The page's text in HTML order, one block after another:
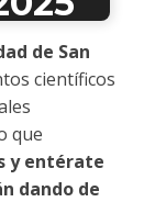
de San
científicos
que
y entérate
dando de